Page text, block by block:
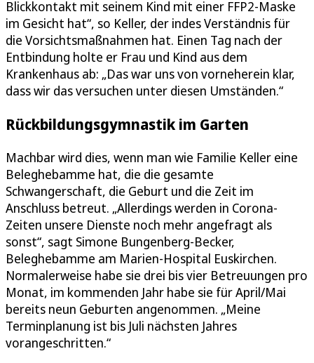
Blickkontakt mit seinem Kind mit einer FFP2-Maske
im Gesicht hat“, so Keller, der indes Verständnis für
die Vorsichtsmaßnahmen hat. Einen Tag nach der
Entbindung holte er Frau und Kind aus dem
Krankenhaus ab: „Das war uns von vorneherein klar,
dass wir das versuchen unter diesen Umständen.“
Rückbildungsgymnastik im Garten
Machbar wird dies, wenn man wie Familie Keller eine
Beleghebamme hat, die die gesamte
Schwangerschaft, die Geburt und die Zeit im
Anschluss betreut. „Allerdings werden in Corona-
Zeiten unsere Dienste noch mehr angefragt als
sonst“, sagt Simone Bungenberg-Becker,
Beleghebamme am Marien-Hospital Euskirchen.
Normalerweise habe sie drei bis vier Betreuungen pro
Monat, im kommenden Jahr habe sie für April/Mai
bereits neun Geburten angenommen. „Meine
Terminplanung ist bis Juli nächsten Jahres
vorangeschritten.“